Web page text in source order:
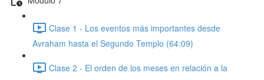
Clase 1 - Los eventos más importantes desde
Avraham hasta el Segundo Templo (64:09)
Clase 2 - El orden de los meses en relación a la